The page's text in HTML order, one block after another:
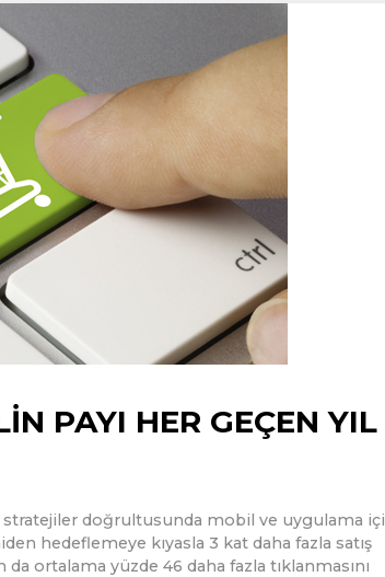
PAYI HER GEÇEN YIL
stratejiler doğrultusunda mobil ve uygulama içi
hedeflemeye kıyasla 3 kat daha fazla satış
ortalama yüzde 46 daha fazla tıklanmasını